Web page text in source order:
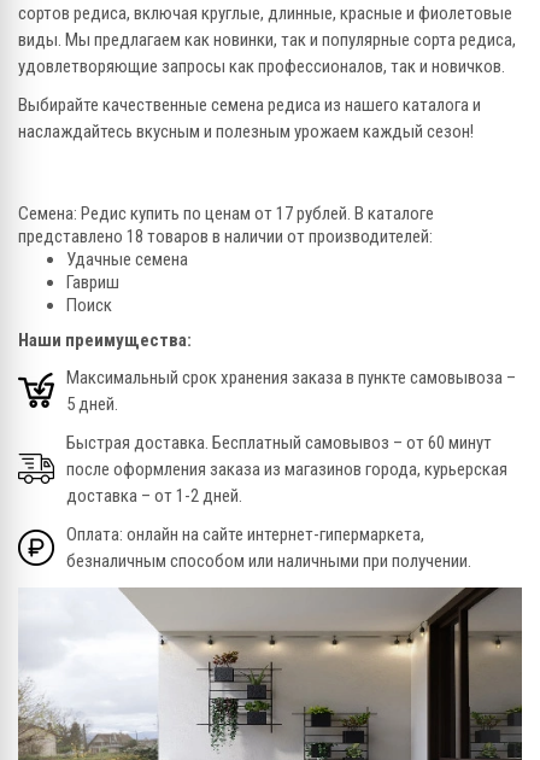
сортов редиса, включая круглые, длинные, красные и фиолетовые
виды. Мы предлагаем как новинки, так и популярные сорта редиса,
удовлетворяющие запросы как профессионалов, так и новичков.
Выбирайте качественные семена редиса из нашего каталога и
наслаждайтесь вкусным и полезным урожаем каждый сезон!
Семена: Редис купить по ценам от 17 рублей. В каталоге
представлено 18 товаров в наличии от производителей:
Удачные семена
Гавриш
Поиск
Наши преимущества:
Максимальный срок хранения заказа в пункте самовывоза –
5 дней.
Быстрая доставка. Бесплатный самовывоз – от 60 минут
после оформления заказа из магазинов города, курьерская
доставка – от 1-2 дней.
Оплата: онлайн на сайте интернет-гипермаркета,
безналичным способом или наличными при получении.